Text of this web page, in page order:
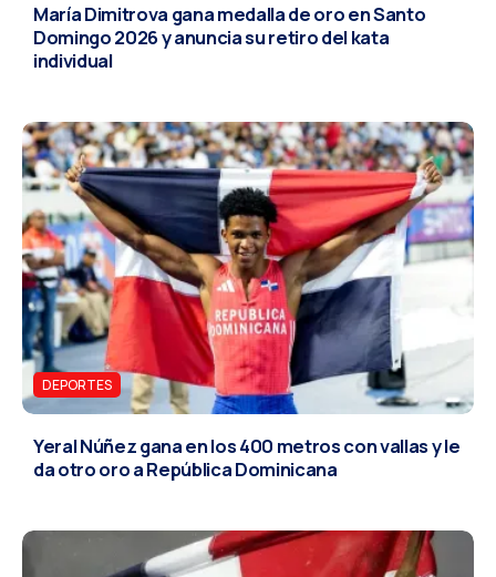
María Dimitrova gana medalla de oro en Santo
Domingo 2026 y anuncia su retiro del kata
individual
DEPORTES
Yeral Núñez gana en los 400 metros con vallas y le
da otro oro a República Dominicana